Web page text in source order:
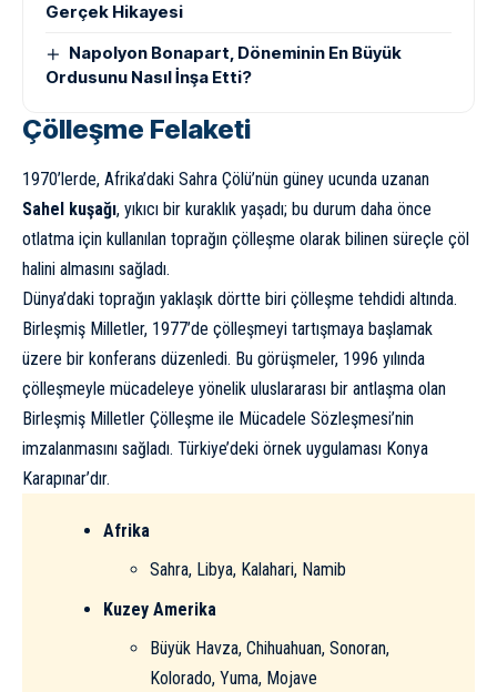
Gerçek Hikayesi
Napolyon Bonapart, Döneminin En Büyük
Ordusunu Nasıl İnşa Etti?
Çölleşme Felaketi
1970’lerde, Afrika’daki Sahra Çölü’nün güney ucunda uzanan
Sahel kuşağı, yıkıcı bir kuraklık yaşadı; bu durum daha önce
otlatma için kullanılan toprağın çölleşme olarak bilinen süreçle çöl
halini almasını sağladı.
Dünya’daki toprağın yaklaşık dörtte biri çölleşme tehdidi altında.
Birleşmiş Milletler, 1977’de çölleşmeyi tartışmaya başlamak
üzere bir konferans düzenledi. Bu görüşmeler, 1996 yılında
çölleşmeyle mücadeleye yönelik uluslararası bir antlaşma olan
Birleşmiş Milletler Çölleşme ile Mücadele Sözleşmesi’nin
imzalanmasını sağladı. Türkiye’deki örnek uygulaması Konya
Karapınar’dır.
Afrika
Sahra, Libya, Kalahari, Namib
Kuzey Amerika
Büyük Havza, Chihuahuan, Sonoran,
Kolorado, Yuma, Mojave